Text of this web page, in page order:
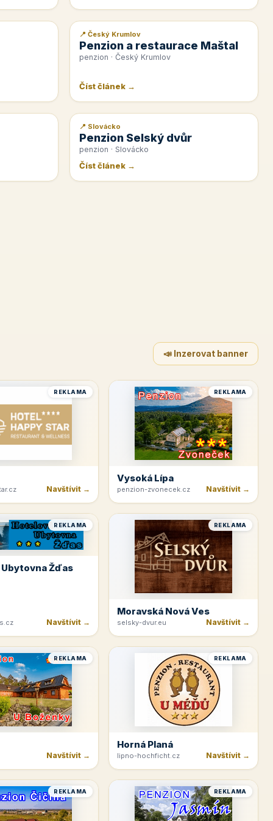
📰 PR článek
📍 Český Krumlov
Penzion a restaurace Maštal
penzion · Český Krumlov
Číst článek →
📰 PR článek
📍 Slovácko
Penzion Selský dvůr
penzion · Slovácko
Číst článek →
📣 Inzerovat banner
REKLAMA
Navštívit →
REKLAMA
Vysoká Lípa
penzion-zvonecek.cz Navštívit →
REKLAMA
Žďas
Navštívit →
REKLAMA
Moravská Nová Ves
selsky-dvur.eu Navštívit →
REKLAMA
Navštívit →
REKLAMA
Horná Planá
lipno-hochficht.cz Navštívit →
REKLAMA REKLAMA